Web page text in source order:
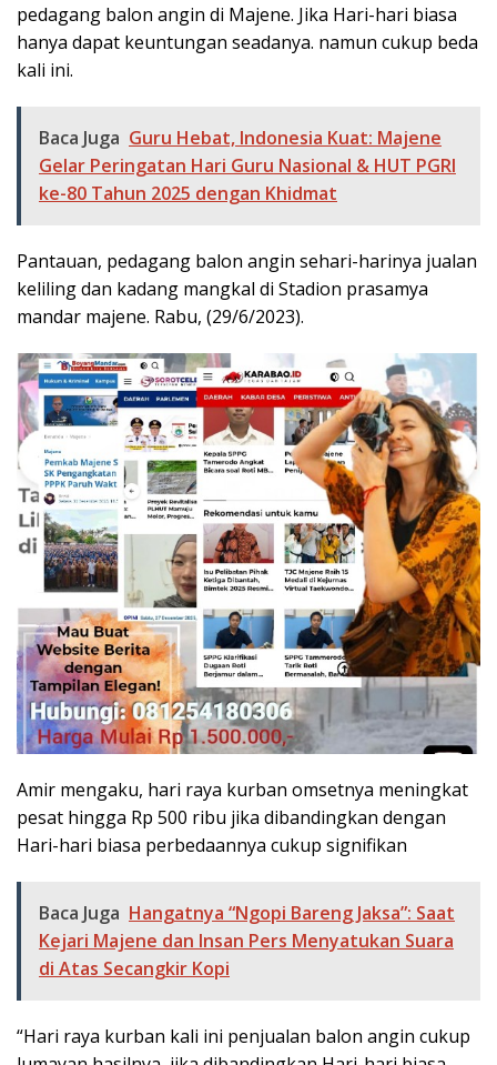
pedagang balon angin di Majene. Jika Hari-hari biasa
hanya dapat keuntungan seadanya. namun cukup beda
kali ini.
Baca Juga Guru Hebat, Indonesia Kuat: Majene
Gelar Peringatan Hari Guru Nasional & HUT PGRI
ke-80 Tahun 2025 dengan Khidmat
Pantauan, pedagang balon angin sehari-harinya jualan
keliling dan kadang mangkal di Stadion prasamya
mandar majene. Rabu, (29/6/2023).
Amir mengaku, hari raya kurban omsetnya meningkat
pesat hingga Rp 500 ribu jika dibandingkan dengan
Hari-hari biasa perbedaannya cukup signifikan
Baca Juga Hangatnya “Ngopi Bareng Jaksa”: Saat
Kejari Majene dan Insan Pers Menyatukan Suara
di Atas Secangkir Kopi
“Hari raya kurban kali ini penjualan balon angin cukup